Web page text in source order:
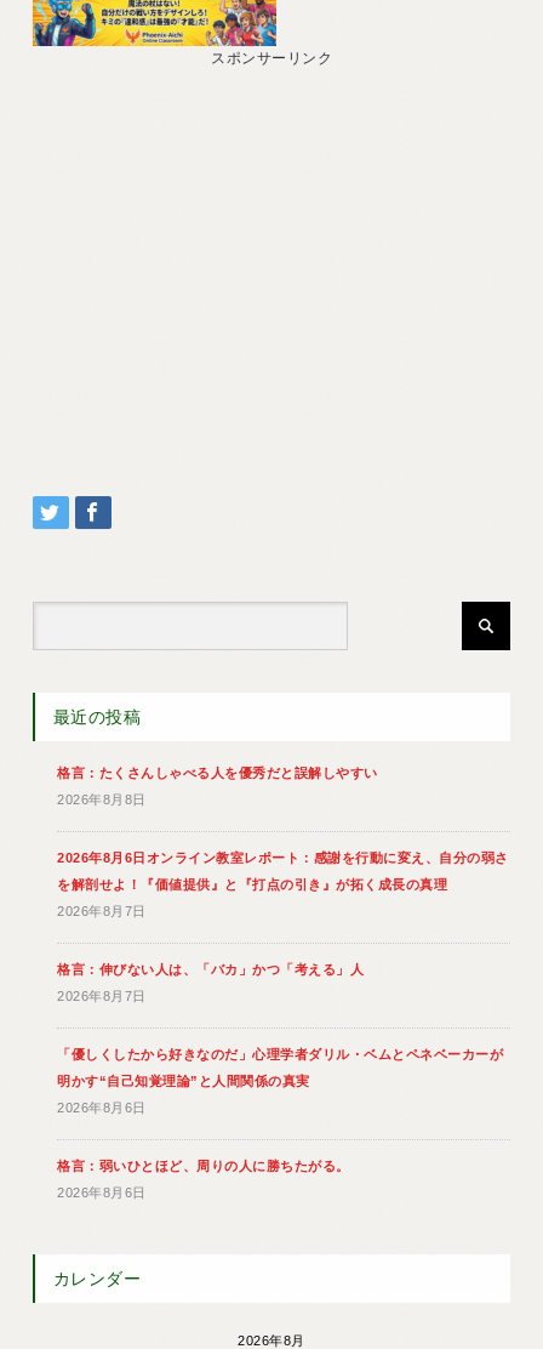
スポンサーリンク
最近の投稿
格言：たくさんしゃべる人を優秀だと誤解しやすい
2026年8月8日
2026年8月6日オンライン教室レポート：感謝を行動に変え、自分の弱さ
を解剖せよ！『価値提供』と『打点の引き』が拓く成長の真理
2026年8月7日
格言：伸びない人は、「バカ」かつ「考える」人
2026年8月7日
「優しくしたから好きなのだ」心理学者ダリル・ベムとペネベーカーが
明かす“自己知覚理論”と人間関係の真実
2026年8月6日
格言：弱いひとほど、周りの人に勝ちたがる。
2026年8月6日
カレンダー
2026年8月